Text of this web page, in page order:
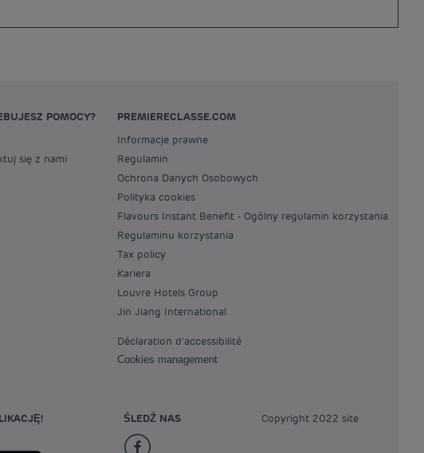
POMOCY?
się z nami
PREMIERECLASSE.COM
Informacje prawne
Regulamin
Ochrona Danych Osobowych
Polityka cookies
Flavours Instant Benefit - Ogólny regulamin korzystania
Regulaminu korzystania
Tax policy
Kariera
Louvre Hotels Group
Jin Jiang International
Déclaration d'accessibilité
Cookies management
ŚLEDŹ NAS Copyright 2022 site